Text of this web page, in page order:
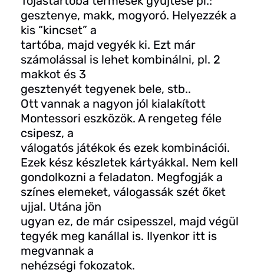
gesztenye, makk, mogyoró. Helyezzék a
kis “kincset” a
tartóba, majd vegyék ki. Ezt már
számolással is lehet kombinálni, pl. 2
makkot és 3
gesztenyét tegyenek bele, stb..
Ott vannak a nagyon jól kialakított
Montessori eszközök. A rengeteg féle
csipesz, a
válogatós játékok és ezek kombinációi.
Ezek kész készletek kártyákkal. Nem kell
gondolkozni a feladaton. Megfogják a
színes elemeket, válogassák szét őket
ujjal. Utána jön
ugyan ez, de már csipesszel, majd végül
tegyék meg kanállal is. Ilyenkor itt is
megvannak a
nehézségi fokozatok.